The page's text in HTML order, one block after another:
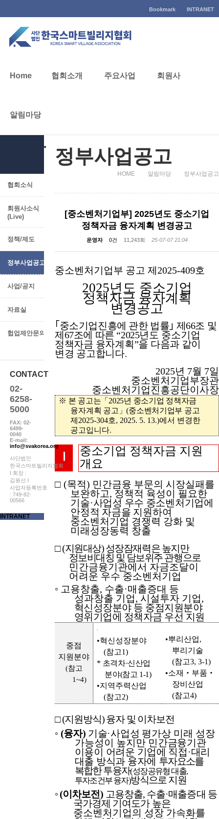
Bookmark INTRANET
Home 협회소개 주요사업 회원사
알림마당
정부사업공고
HOME 알림마당 정부사업공고
[중소벤처기업부] 2025년도 중소기업
정책자금 융자계획 변경공고
운영자 0건 11,243회 25-07-07 21:04
중소벤처기업부 공고 제 2025-409호
2025년도 중소기업
정책자금 융자계획
변경공고
｢ 중소기업진흥에 관한 법률 ｣ 제66조 및
제 67조에 따른 “2025년도 중소기업
정책자금 융자계획”을 다음과 같이
변경 공고합니다.
2025년 7월 7일
중소벤처기업부장관
중소벤처기업진흥공단이사장
※ 본 공고는 「 2025년 중소기업 정책자금
융자계획 공고 」(중소벤처기업부 공고
제 2025-304호, 2025. 5. 13.)에서 변경한
공고입니다.
중소기업 정책자금 지원
개요
□ (목적) 민간금융 부문의 시장실패를
보완하고, 정책적 육성이 필요한
기술·사업성 우수 중소벤처기업에
안정적 자금을 지원하여
중소벤처기업 경쟁력 강화 및
미래성장동력 창출
□ (지원대상)성장잠재력은 높지만
정보비대칭 및 담보위주 관행으로
민간금융기관에서 자금조달이
어려운 우수 중소벤처기업
◦ 고용창출, 수출·매출증대 등
성과창출 기업, 시설투자 기업,
혁신성장분야 등 중점지원분야
영위기업에 정책자금 우선 지원
중점
지원분야
(참고
1~4)
1
•혁신성장분야
(참고1)
* 초격차·신산업
분야(참고 1-1)
•지역주력산업
(참고2)
•뿌리산업,
뿌리기술
(참고3, 3-1)
•소재 ‧ 부품 ‧
장비산업
(참고4)
□(지원 방식)융자 및 이차보전
◦ (융자) 기술·사업성 평가상 미래 성장
가능성이 높지만 민간금융기관
이용이 어려운 기업에 직접 ·대리
대출 방식과 융자에 투자요소를
복합한 투융자(성장공유형 대출,
투자조건부 융자)방식으로 지원
◦(이차보전) 고용창출, 수출·매출증대 등
국가경제 기여도가 높은
중소벤처기업의 성장 가속화를
알림마당
협회소식
회원사소식
(Live)
정책/제도
정부사업공고
사업/공지
자료실
헙업제안문의
CONTACT
02-
6258-
5000
FAX: 02-
6499-
0040
E-mail:
info@svakorea.org
사단법인
한국스마트빌리지협회
I 회장 :
김원선 I
사업자등록번호
: 749-82-
00566
INTRANET